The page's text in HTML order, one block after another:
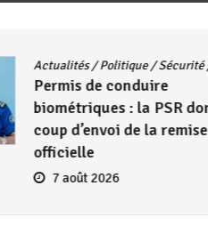
Actualités/Politique/Sécurité/
Permis de conduire
biométriques : la PSR donne
coup d’envoi de la remise
officielle
7 août 2026